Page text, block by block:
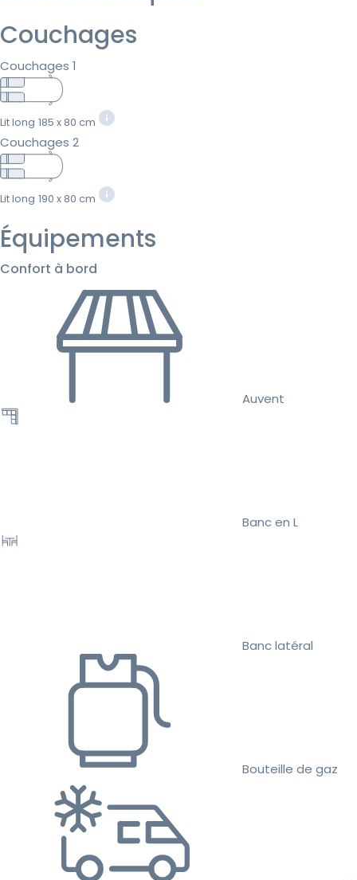
Couchages
Couchages 1
Lit long 185 x 80 cm
Couchages 2
Lit long 190 x 80 cm
Équipements
Confort à bord
Auvent
Banc en L
Banc latéral
Bouteille de gaz